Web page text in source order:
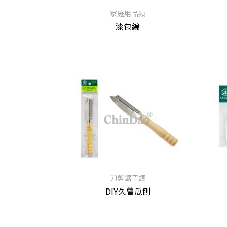
家庭用品類
漆包線
刀剪鋸子類
DIY久曾瓜刨